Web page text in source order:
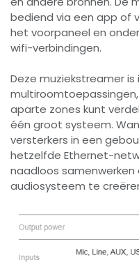
bediend via een app of
het voorpaneel en
wifi-verbindingen.
Deze muziekstreamer is
aparte zones kunt
één groot systeem.
versterkers in een
hetzelfde Ethernet-
naadloos
audiosysteem te